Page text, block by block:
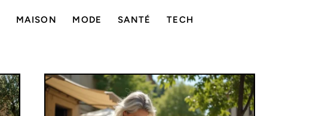
MAISON MODE SANTÉ TECH